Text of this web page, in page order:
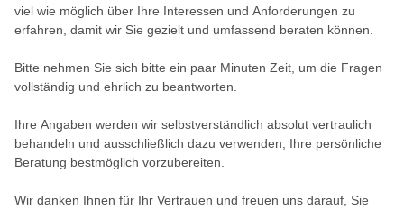
viel wie möglich über Ihre Interessen und Anforderungen zu
erfahren, damit wir Sie gezielt und umfassend beraten können.
Bitte nehmen Sie sich bitte ein paar Minuten Zeit, um die Fragen
vollständig und ehrlich zu beantworten.
Ihre Angaben werden wir selbstverständlich absolut vertraulich
behandeln und ausschließlich dazu verwenden, Ihre persönliche
Beratung bestmöglich vorzubereiten.
Wir danken Ihnen für Ihr Vertrauen und freuen uns darauf, Sie